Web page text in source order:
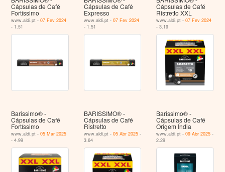
Cápsulas de Café
Fortíssimo
www.aldi.pt -07 Fev 2024
- 1.51
Cápsulas de Café
Expresso
www.aldi.pt - 07 Fev 2024
- 1.51
Cápsulas de Café
Ristretto XXL
www.aldi.pt -07 Fev 2024
- 3.19
Barissimo® -
Cápsulas de Café
Fortíssimo
www.aldi.pt -05 Mar 2025
- 4.99
BARISSIMO® -
Cápsulas de Café
Ristretto
www.aldi.pt - 05 Abr 2025-
3.64
Barissimo® -
Cápsulas de Café
Origem Índia
www.aldi.pt -09 Abr 2025 -
2.29